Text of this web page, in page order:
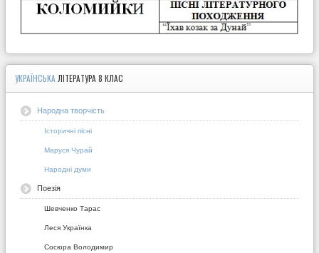
УКРАЇНСЬКА ЛІТЕРАТУРА 8 КЛАС
Народна творчість
Історичні пісні
Маруся Чурай
Народні думи
Поезія
Шевченко Тарас
Леся Українка
Сосюра Володимир